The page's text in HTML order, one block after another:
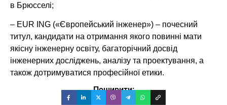
в Брюсселі;
– EUR ING («Європейський інженер») – почесний
титул, кандидати на отримання якого повинні мати
якісну інженерну освіту, багаторічний досвід
інженерних досліджень, аналізу та проектування, а
також дотримуватися професійної етики.
Поширити: